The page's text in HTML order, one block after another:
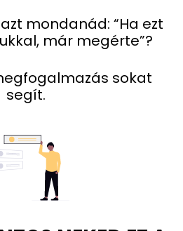
mondanád: “Ha ezt
már megérte”?
sokat
segít.